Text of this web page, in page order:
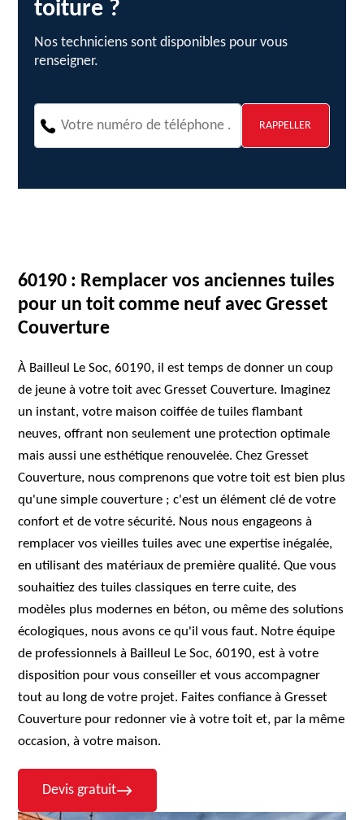
toiture ?
Nos techniciens sont disponibles pour vous
renseigner.
60190 : Remplacer vos anciennes tuiles
pour un toit comme neuf avec Gresset
Couverture
À Bailleul Le Soc, 60190, il est temps de donner un coup
de jeune à votre toit avec Gresset Couverture. Imaginez
un instant, votre maison coiffée de tuiles flambant
neuves, offrant non seulement une protection optimale
mais aussi une esthétique renouvelée. Chez Gresset
Couverture, nous comprenons que votre toit est bien plus
qu'une simple couverture ; c'est un élément clé de votre
confort et de votre sécurité. Nous nous engageons à
remplacer vos vieilles tuiles avec une expertise inégalée,
en utilisant des matériaux de première qualité. Que vous
souhaitiez des tuiles classiques en terre cuite, des
modèles plus modernes en béton, ou même des solutions
écologiques, nous avons ce qu'il vous faut. Notre équipe
de professionnels à Bailleul Le Soc, 60190, est à votre
disposition pour vous conseiller et vous accompagner
tout au long de votre projet. Faites confiance à Gresset
Couverture pour redonner vie à votre toit et, par la même
occasion, à votre maison.
Devis gratuit